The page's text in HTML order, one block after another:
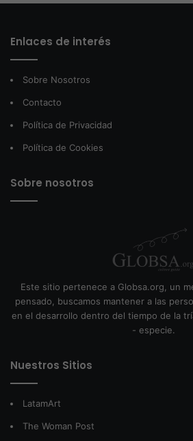
Enlaces de interés
Sobre Nosotros
Contacto
Política de Privacidad
Política de Cookies
Sobre nosotros
Este sitio pertenece a Globsa.org, un
pensado, buscamos mantener a las
en el desarrollo dentro del tiempo de la
- especie.
Nuestros Sitios
LatamArt
The Woman Post